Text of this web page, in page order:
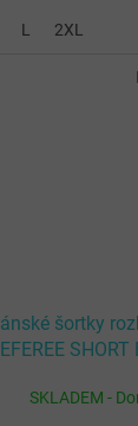
L 2XL
šortky
SHORT
SKLADEM -